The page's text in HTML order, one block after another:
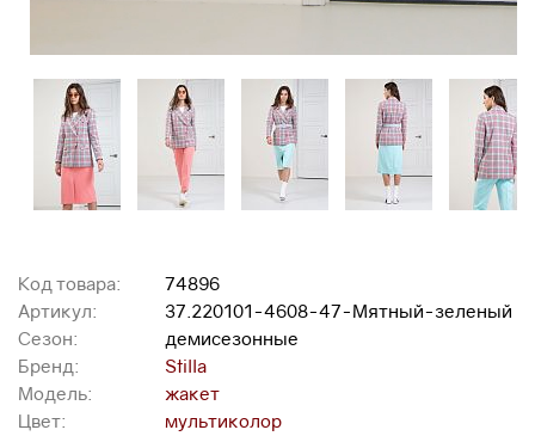
Код товара:
74896
Артикул:
37.220101-4608-47-Мятный-зеленый
Сезон:
демисезонные
Бренд:
Stilla
Модель:
жакет
Цвет:
мультиколор